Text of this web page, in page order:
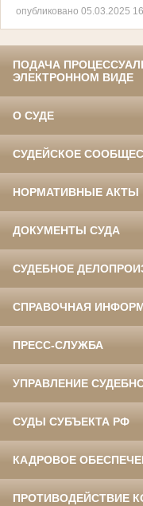
опубликовано 05.03.2025
ПОДАЧА
ЭЛЕКТРОННОМ ВИДЕ
О СУДЕ
СУДЕЙСКОЕ
НОРМАТИВНЫЕ АКТЫ
ДОКУМЕНТЫ СУДА
СУДЕБНОЕ
СПРАВОЧНАЯ
ПРЕСС-СЛУЖБА
УПРАВЛЕНИЕ
СУДЫ СУБЪЕКТА РФ
КАДРОВОЕ
ПРОТИВОДЕЙСТВИЕ